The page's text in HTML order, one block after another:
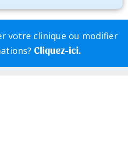
votre clinique ou modifier
Cliquez-ici.